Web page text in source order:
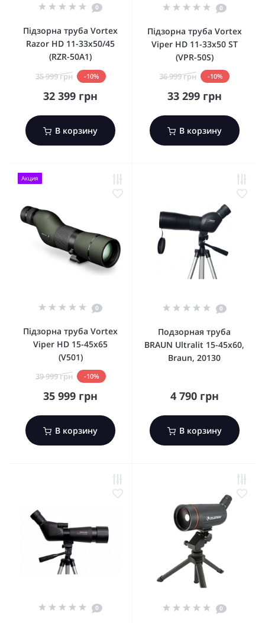
0
Підзорна труба Vortex
Razor HD 11-33x50/45
(RZR-50A1)
35 999 грн -10%
32 399 грн
В корзину
0
Підзорна труба Vortex
Viper HD 11-33x50 ST
(VPR-50S)
36 999 грн -10%
33 299 грн
В корзину
Акция
0
Підзорна труба Vortex
Viper HD 15-45x65
(V501)
39 999 грн -10%
35 999 грн
В корзину
0
Подзорная труба
BRAUN Ultralit 15-45х60,
Braun, 20130
4 790 грн
В корзину
0 0